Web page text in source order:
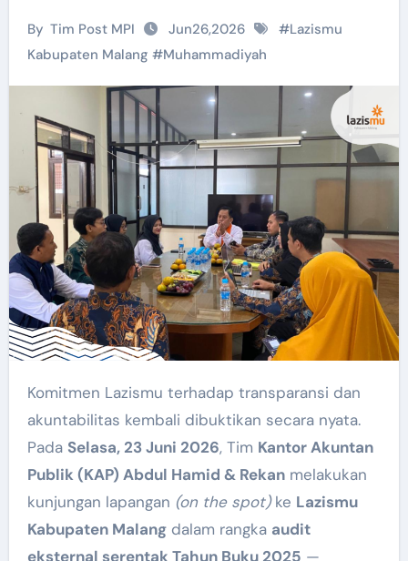
By Tim Post MPI Jun26,2026 #Lazismu
Kabupaten Malang #Muhammadiyah
Komitmen Lazismu terhadap transparansi dan
akuntabilitas kembali dibuktikan secara nyata.
Pada Selasa, 23 Juni 2026, Tim Kantor Akuntan
Publik (KAP) Abdul Hamid & Rekanmelakukan
kunjungan lapangan (on the spot)ke Lazismu
Kabupaten Malangdalam rangka audit
eksternal serentak Tahun Buku 2025 —